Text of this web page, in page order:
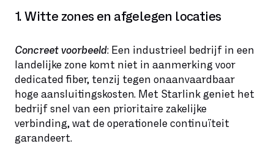
1. Witte zones en afgelegen locaties
Concreet voorbeeld: Een industrieel bedrijf in een
landelijke zone komt niet in aanmerking voor
dedicated fiber, tenzij tegen onaanvaardbaar
hoge aansluitingskosten. Met Starlink geniet het
bedrijf snel van een prioritaire zakelijke
verbinding, wat de operationele continuïteit
garandeert.